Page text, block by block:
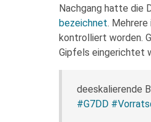
Nachgang hatte die
bezeichnet.
kontrolliert worden.
Gipfels eingerichtet
deeskalierende
#G7DD